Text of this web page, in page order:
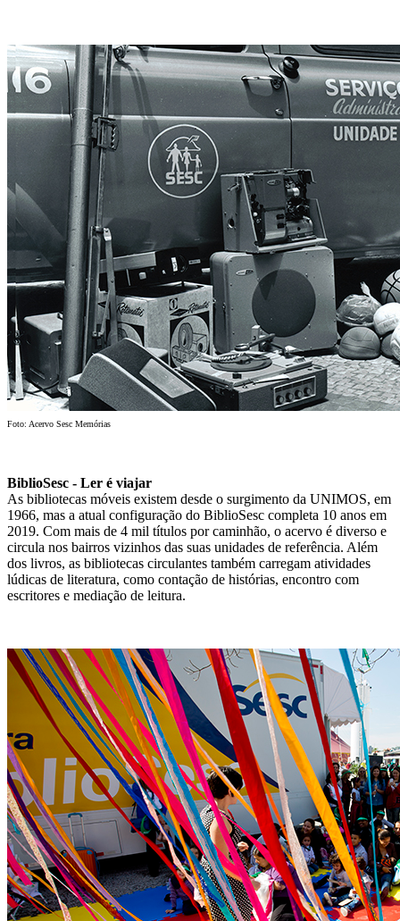
Foto: Acervo Sesc Memórias
BiblioSesc - Ler é viajar
As bibliotecas móveis existem desde o surgimento da UNIMOS, em
1966, mas a atual configuração do BiblioSesc completa 10 anos em
2019. Com mais de 4 mil títulos por caminhão, o acervo é diverso e
circula nos bairros vizinhos das suas unidades de referência. Além
dos livros, as bibliotecas circulantes também carregam atividades
lúdicas de literatura, como contação de histórias, encontro com
escritores e mediação de leitura.